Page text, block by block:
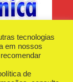
tecnologias
em nossos
de